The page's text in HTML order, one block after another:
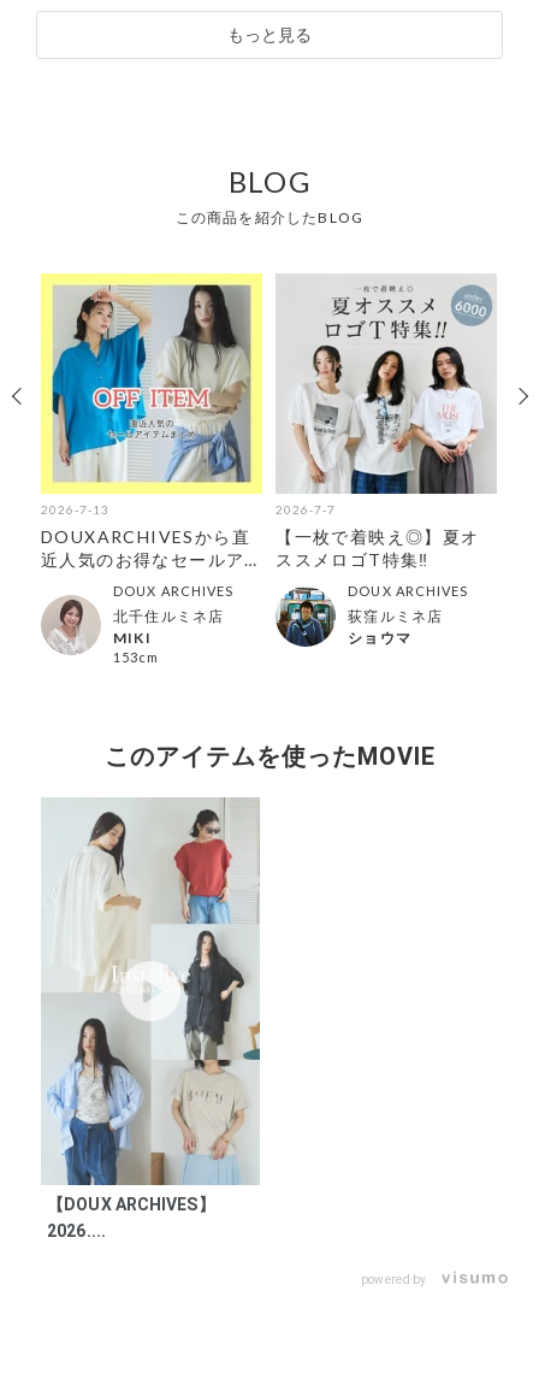
もっと見る
BLOG
この商品を紹介したBLOG
2026-7-13
DOUXARCHIVESから直
近人気のお得なセールア
イテムをまとめました♪
DOUX ARCHIVES
北千住ルミネ店
MIKI
153cm
2026-7-7
【一枚で着映え◎】夏オ
ススメロゴT特集‼︎
DOUX ARCHIVES
荻窪ルミネ店
ショウマ
このアイテムを使ったMOVIE
【DOUX ARCHIVES】
2026....
powered by